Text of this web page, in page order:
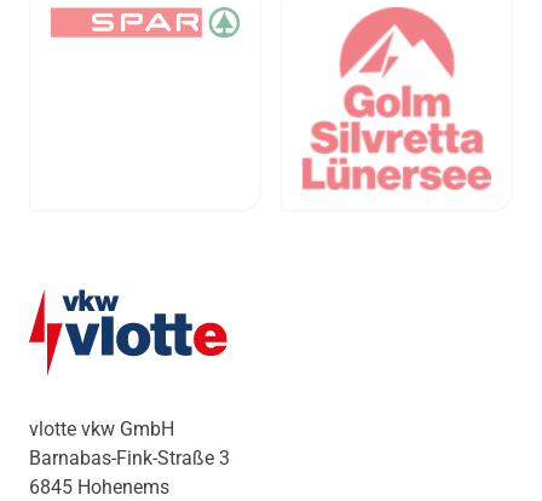
vlotte vkw GmbH
Barnabas-Fink-Straße 3
6845 Hohenems